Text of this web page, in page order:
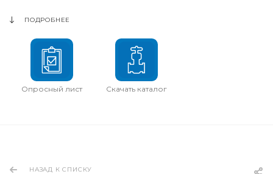
ПОДРОБНЕЕ
Опросный лист Скачать каталог
НАЗАД К СПИСКУ